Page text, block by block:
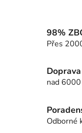
98%
Přes
nad 6000
Odborné